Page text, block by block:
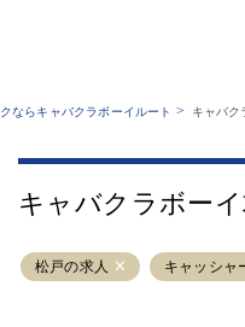
キャ
ならキャバクラボーイルート > キャバク
キャバクラボー
松戸の求人 キャッシャ
銀座
立川
大山